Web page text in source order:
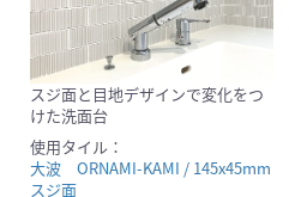
スジ面と目地デザインで変化をつ
けた洗面台
使用タイル：
大波 ORNAMI-KAMI / 145x45mm
スジ面